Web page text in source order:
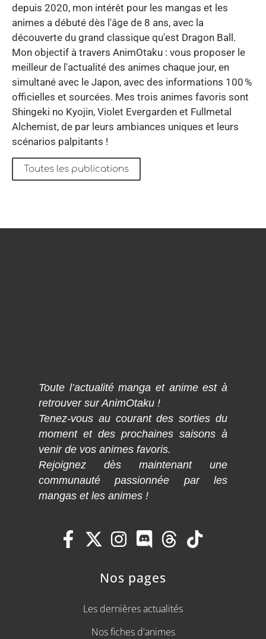
depuis 2020, mon intérêt pour les mangas et les
animes a débuté dès l'âge de 8 ans, avec la
découverte du grand classique qu'est Dragon Ball.
Mon objectif à travers AnimOtaku : vous proposer le
meilleur de l'actualité des animes chaque jour, en
simultané avec le Japon, avec des informations 100 %
officielles et sourcées. Mes trois animes favoris sont
Shingeki no Kyojin, Violet Evergarden et Fullmetal
Alchemist, de par leurs ambiances uniques et leurs
scénarios palpitants !
Toutes les publications
Toute l’actualité manga et anime est à
retrouver sur AnimOtaku !
Tenez-vous au courant des sorties du
moment et des prochaines saisons à
venir de vos animes favoris.
Rejoignez dès maintenant une
communauté passionnée par les
mangas et les animes !
Nos pages
Les dernières actualités
Nos fiches d'animes